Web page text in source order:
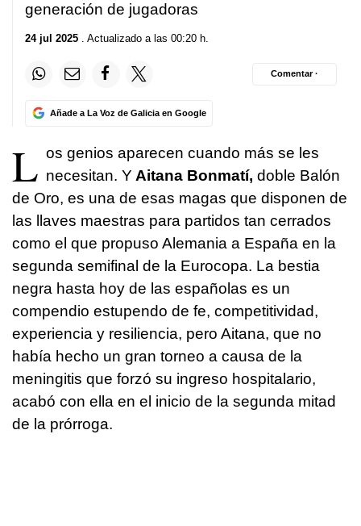
generación de jugadoras
24 jul 2025 . Actualizado a las 00:20 h.
Añade a La Voz de Galicia en Google
Comentar ·
L os genios aparecen cuando más se les
necesitan. Y Aitana Bonmatí, doble Balón
de Oro, es una de esas magas que disponen de
las llaves maestras para partidos tan cerrados
como el que propuso Alemania a España en la
segunda semifinal de la Eurocopa. La bestia
negra hasta hoy de las españolas es un
compendio estupendo de fe, competitividad,
experiencia y resiliencia, pero Aitana, que no
había hecho un gran torneo a causa de la
meningitis que forzó su ingreso hospitalario,
acabó con ella en el inicio de la segunda mitad
de la prórroga.